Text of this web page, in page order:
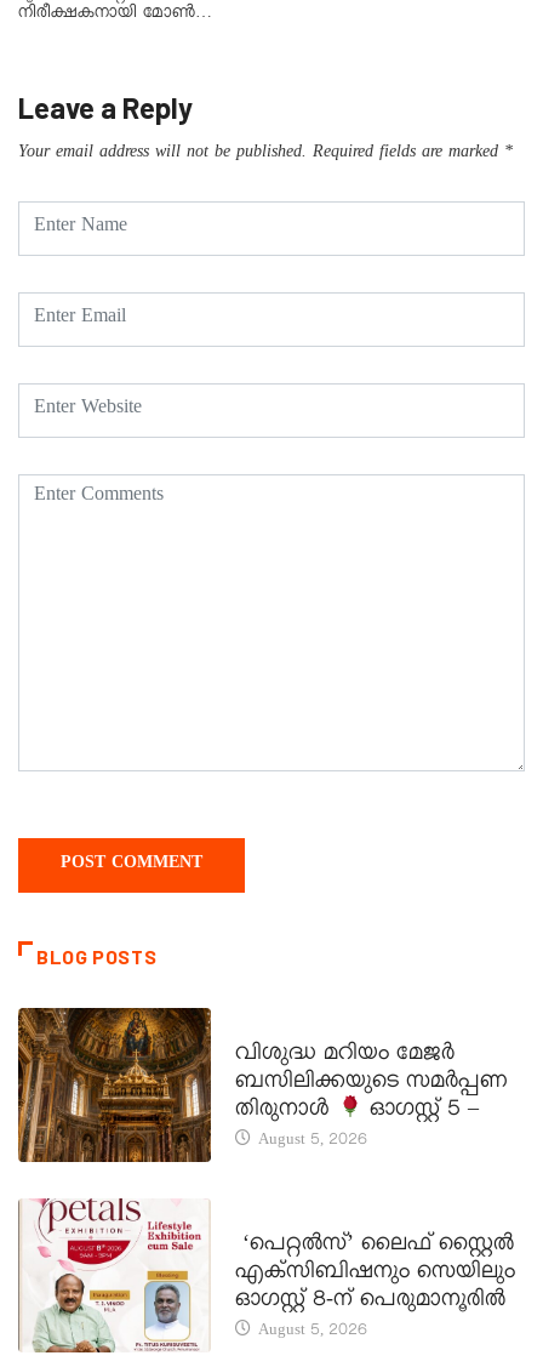
നിരീക്ഷകനായി മോൺ…
Leave a Reply
Your email address will not be published. Required fields are marked *
BLOG POSTS
വിശുദ്ധ മറിയം മേജർ
ബസിലിക്കയുടെ സമർപ്പണ
തിരുനാൾ
ഓഗസ്റ്റ് 5 –
August 5, 2026
‘പെറ്റൽസ്’ ലൈഫ് സ്റ്റൈൽ
എക്സിബിഷനും സെയിലും
ഓഗസ്റ്റ് 8-ന് പെരുമാനൂരിൽ
August 5, 2026